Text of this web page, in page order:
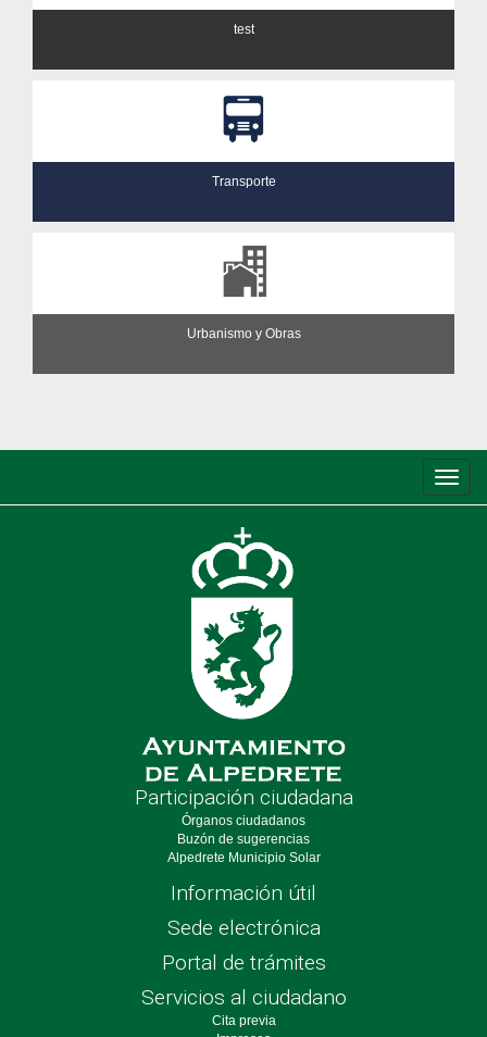
test
Transporte
Urbanismo y Obras
de
Participación ciudadana
Órganos ciudadanos
Buzón de sugerencias
Alpedrete Municipio Solar
Información útil
Sede electrónica
Portal de trámites
Servicios al ciudadano
Cita previa